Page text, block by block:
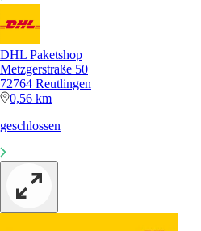
DHL Paketshop
Metzgerstraße 50
72764 Reutlingen
0,56 km
geschlossen